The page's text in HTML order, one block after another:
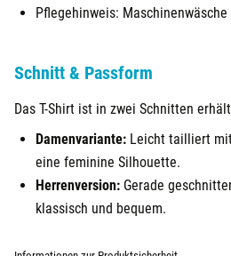
Pflegehinweis: Maschinenwäsche
Schnitt & Passform
Das T-Shirt ist in zwei Schnitten
Damenvariante: Leicht tailliert
eine feminine Silhouette.
Herrenversion: Gerade
klassisch und bequem.
Hanau
Haßfurt